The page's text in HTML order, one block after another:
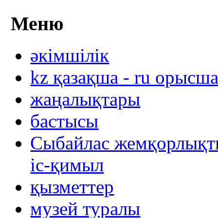
Меню
әкімшілік
kz қазақша - ru
жаңалықтары
бастысы
Сыбайлас
іс-қимыл
қызметтер
музей туралы